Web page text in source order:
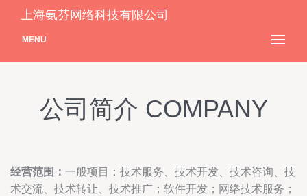
上海氨芬网络科技有限公司
MENU
公司简介 COMPANY
经营范围： 一般项目：技术服务、技术开发、技术咨询、技
术交流、技术转让、技术推广；软件开发；网络技术服务；